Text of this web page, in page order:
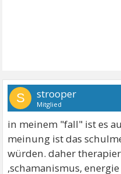
S strooper
Mitglied
in meinem "fall" ist es
meinung ist das
würden. daher
,schamanismus,